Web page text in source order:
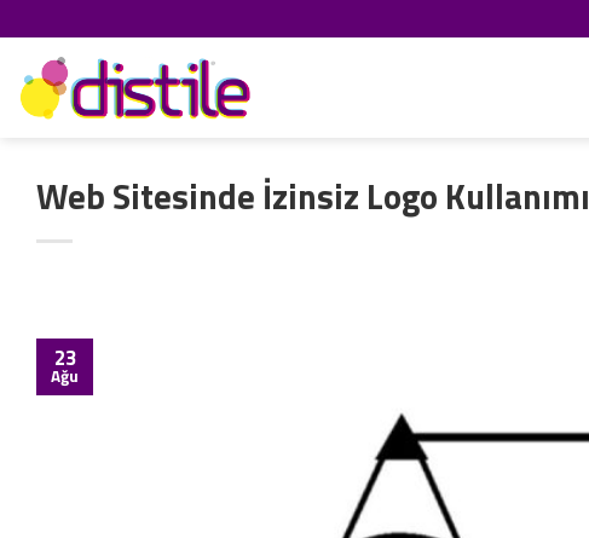
atla
Web Sitesinde İzinsiz Logo Kullanımı
23
Ağu